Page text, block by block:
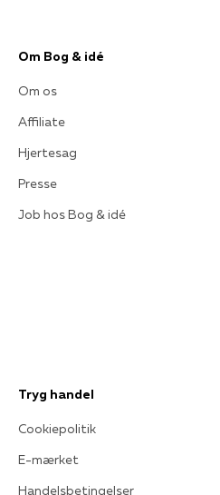
Om Bog & idé
Om os
Affiliate
Hjertesag
Presse
Job hos Bog & idé
Tryg handel
Cookiepolitik
E-mærket
Handelsbetingelser